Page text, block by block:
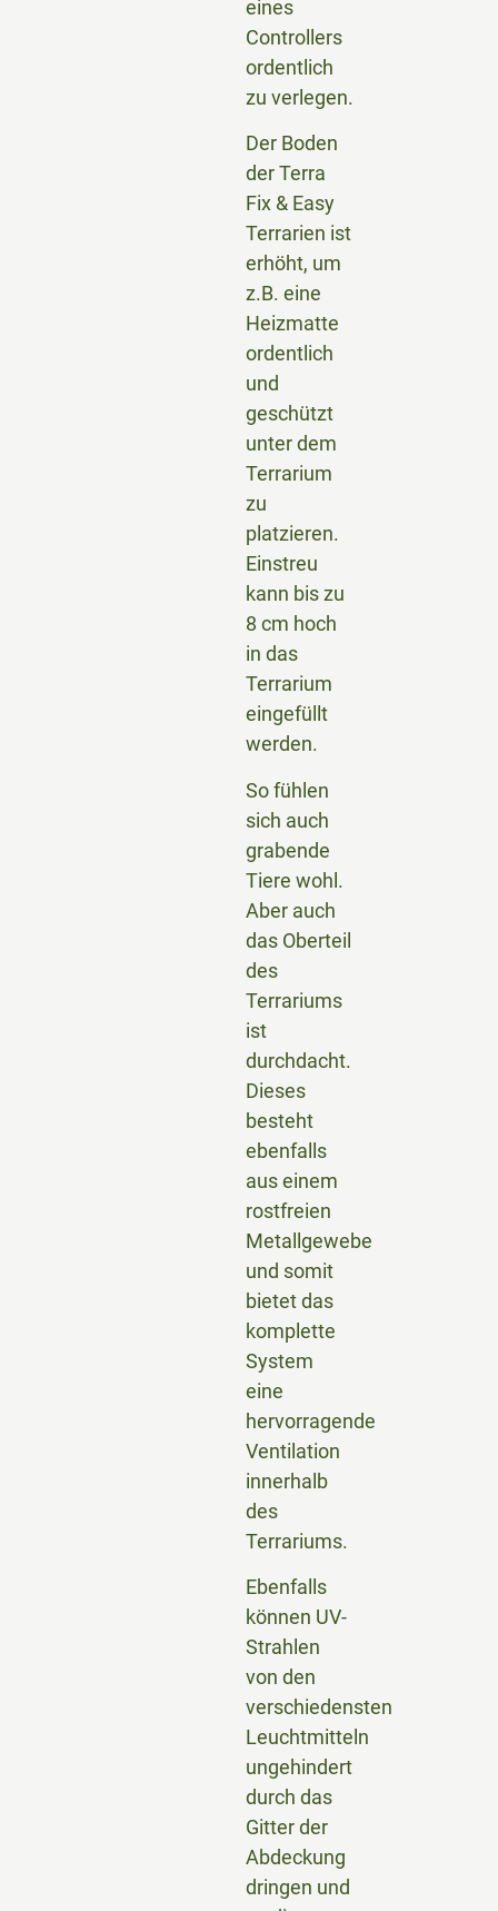
eines
Controllers
ordentlich
zu verlegen.
Der Boden
der Terra
Fix & Easy
Terrarien ist
erhöht, um
z.B. eine
Heizmatte
ordentlich
und
geschützt
unter dem
Terrarium
zu
platzieren.
Einstreu
kann bis zu
8 cm hoch
in das
Terrarium
eingefüllt
werden.
So fühlen
sich auch
grabende
Tiere wohl.
Aber auch
das Oberteil
des
Terrariums
ist
durchdacht.
Dieses
besteht
ebenfalls
aus einem
rostfreien
Metallgewebe
und somit
bietet das
komplette
System
eine
hervorragende
Ventilation
innerhalb
des
Terrariums.
Ebenfalls
können UV-
Strahlen
von den
verschiedensten
Leuchtmitteln
ungehindert
durch das
Gitter der
Abdeckung
dringen und